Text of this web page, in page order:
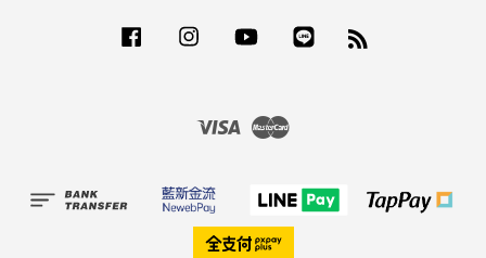
Facebook Instagram YouTube
Visa